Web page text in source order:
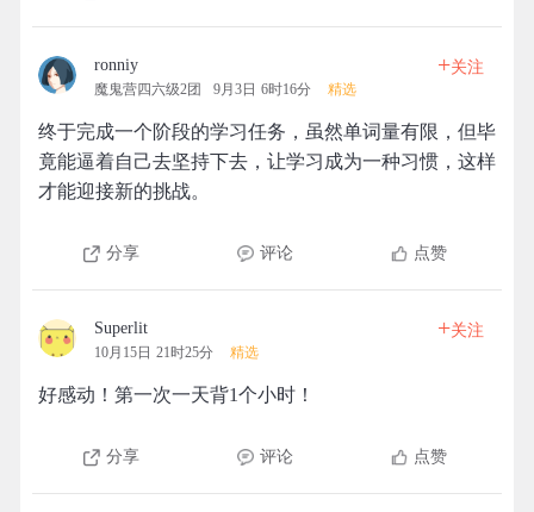
ronniy
魔鬼营四六级2团 9月3日 6时16分 精选
+关注
终于完成一个阶段的学习任务，虽然单词量有限，但毕
竟能逼着自己去坚持下去，让学习成为一种习惯，这样
才能迎接新的挑战。
分享 评论 点赞
Superlit
10月15日 21时25分 精选
+关注
好感动！第一次一天背1个小时！
分享 评论 点赞